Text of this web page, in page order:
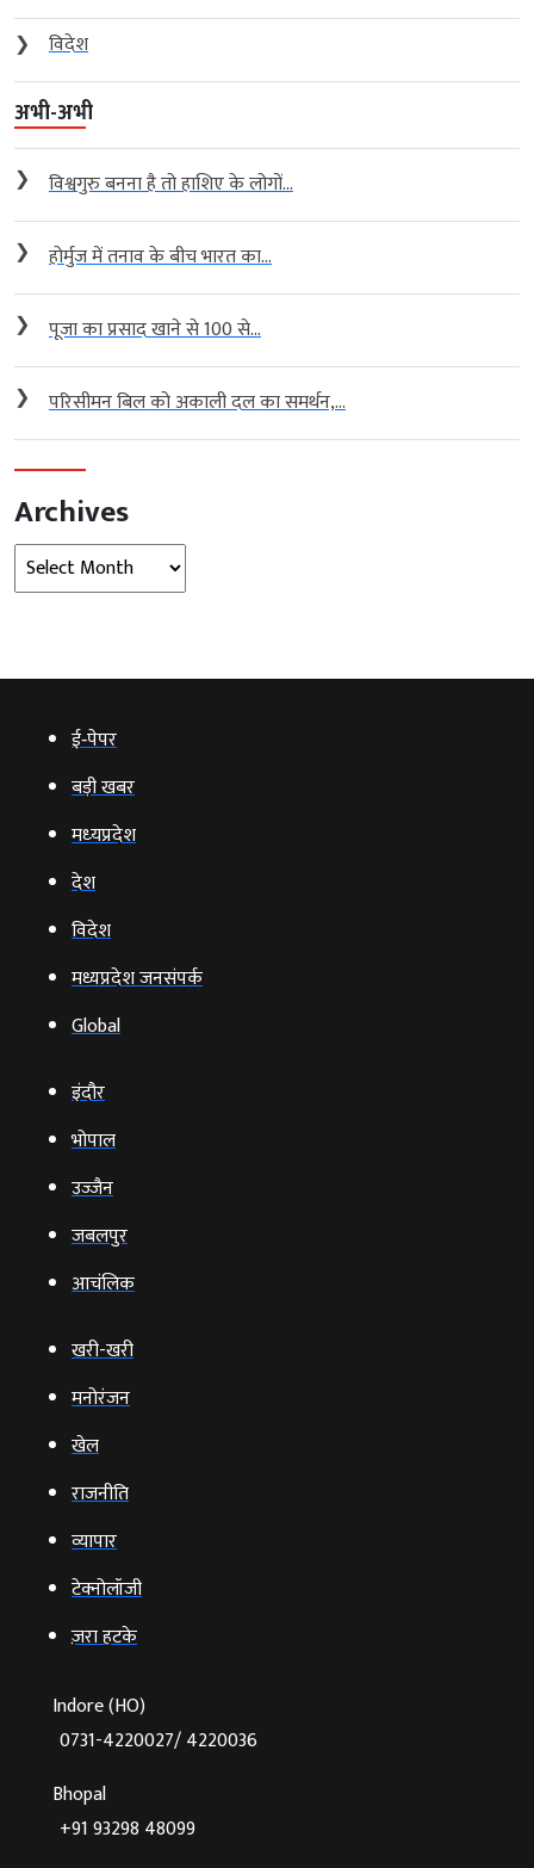
❯
विदेश
अभी-अभी
❯ विश्वगुरु बनना है तो हाशिए के लोगों...
❯ होर्मुज में तनाव के बीच भारत का...
❯ पूजा का प्रसाद खाने से 100 से...
❯ परिसीमन बिल को अकाली दल का समर्थन,...
Archives
Archives
ई‑पेपर
बड़ी खबर
मध्‍यप्रदेश
देश
विदेश
मध्यप्रदेश जनसंपर्क
Global
इंदौर
भोपाल
उज्‍जैन
जबलपुर
आचंलिक
खरी-खरी
मनोरंजन
खेल
राजनीति
व्‍यापार
टेक्‍नोलॉजी
ज़रा हटके
Indore (HO)
0731-4220027/ 4220036
Bhopal
+91 93298 48099